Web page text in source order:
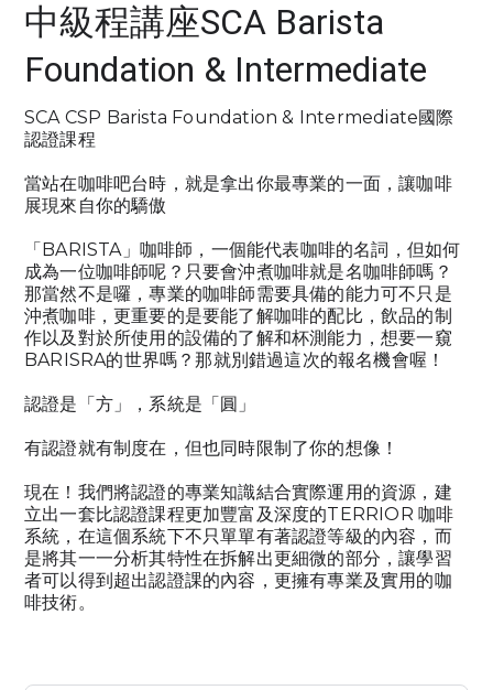
中級程講座SCA Barista
Foundation & Intermediate
SCA CSP Barista Foundation & Intermediate國際
認證課程
當站在咖啡吧台時，就是拿出你最專業的一面，讓咖啡
展現來自你的驕傲
「BARISTA」咖啡師，一個能代表咖啡的名詞，但如何
成為一位咖啡師呢？只要會沖煮咖啡就是名咖啡師嗎？
那當然不是囉，專業的咖啡師需要具備的能力可不只是
沖煮咖啡，更重要的是要能了解咖啡的配比，飲品的制
作以及對於所使用的設備的了解和杯測能力，想要一窺
BARISRA的世界嗎？那就別錯過這次的報名機會喔！
認證是「方」，系統是「圓」
有認證就有制度在，但也同時限制了你的想像！
現在！我們將認證的專業知識結合實際運用的資源，建
立出一套比認證課程更加豐富及深度的TERRIOR 咖啡
系統，在這個系統下不只單單有著認證等級的內容，而
是將其一一分析其特性在拆解出更細微的部分，讓學習
者可以得到超出認證課的內容，更擁有專業及實用的咖
啡技術。